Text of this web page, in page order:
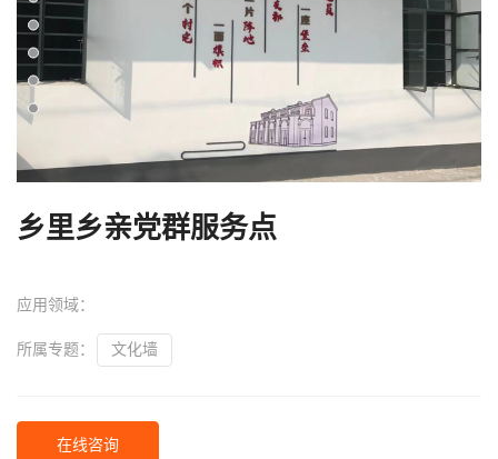
乡里乡亲党群服务点
应用领域：
所属专题： 文化墙
在线咨询